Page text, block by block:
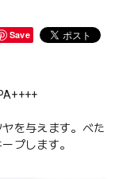
Save
を与えます。べた
プします。